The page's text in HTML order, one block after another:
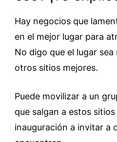
Hay negocios que
en el mejor lugar para
No digo que el lugar
otros sitios mejores.
Puede movilizar a un
que salgan a estos
inauguración a invitar a